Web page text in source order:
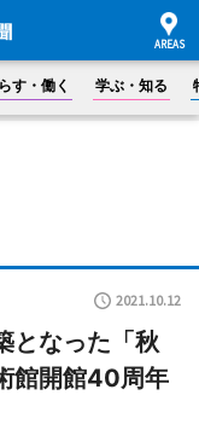
す・働く 学ぶ・知る
2021.10.12
となった「秋
館開館40周年